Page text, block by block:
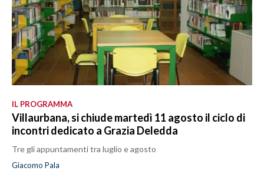
IL PROGRAMMA
Villaurbana, si chiude martedì 11 agosto il ciclo di
incontri dedicato a Grazia Deledda
Tre gli appuntamenti tra luglio e agosto
Giacomo Pala